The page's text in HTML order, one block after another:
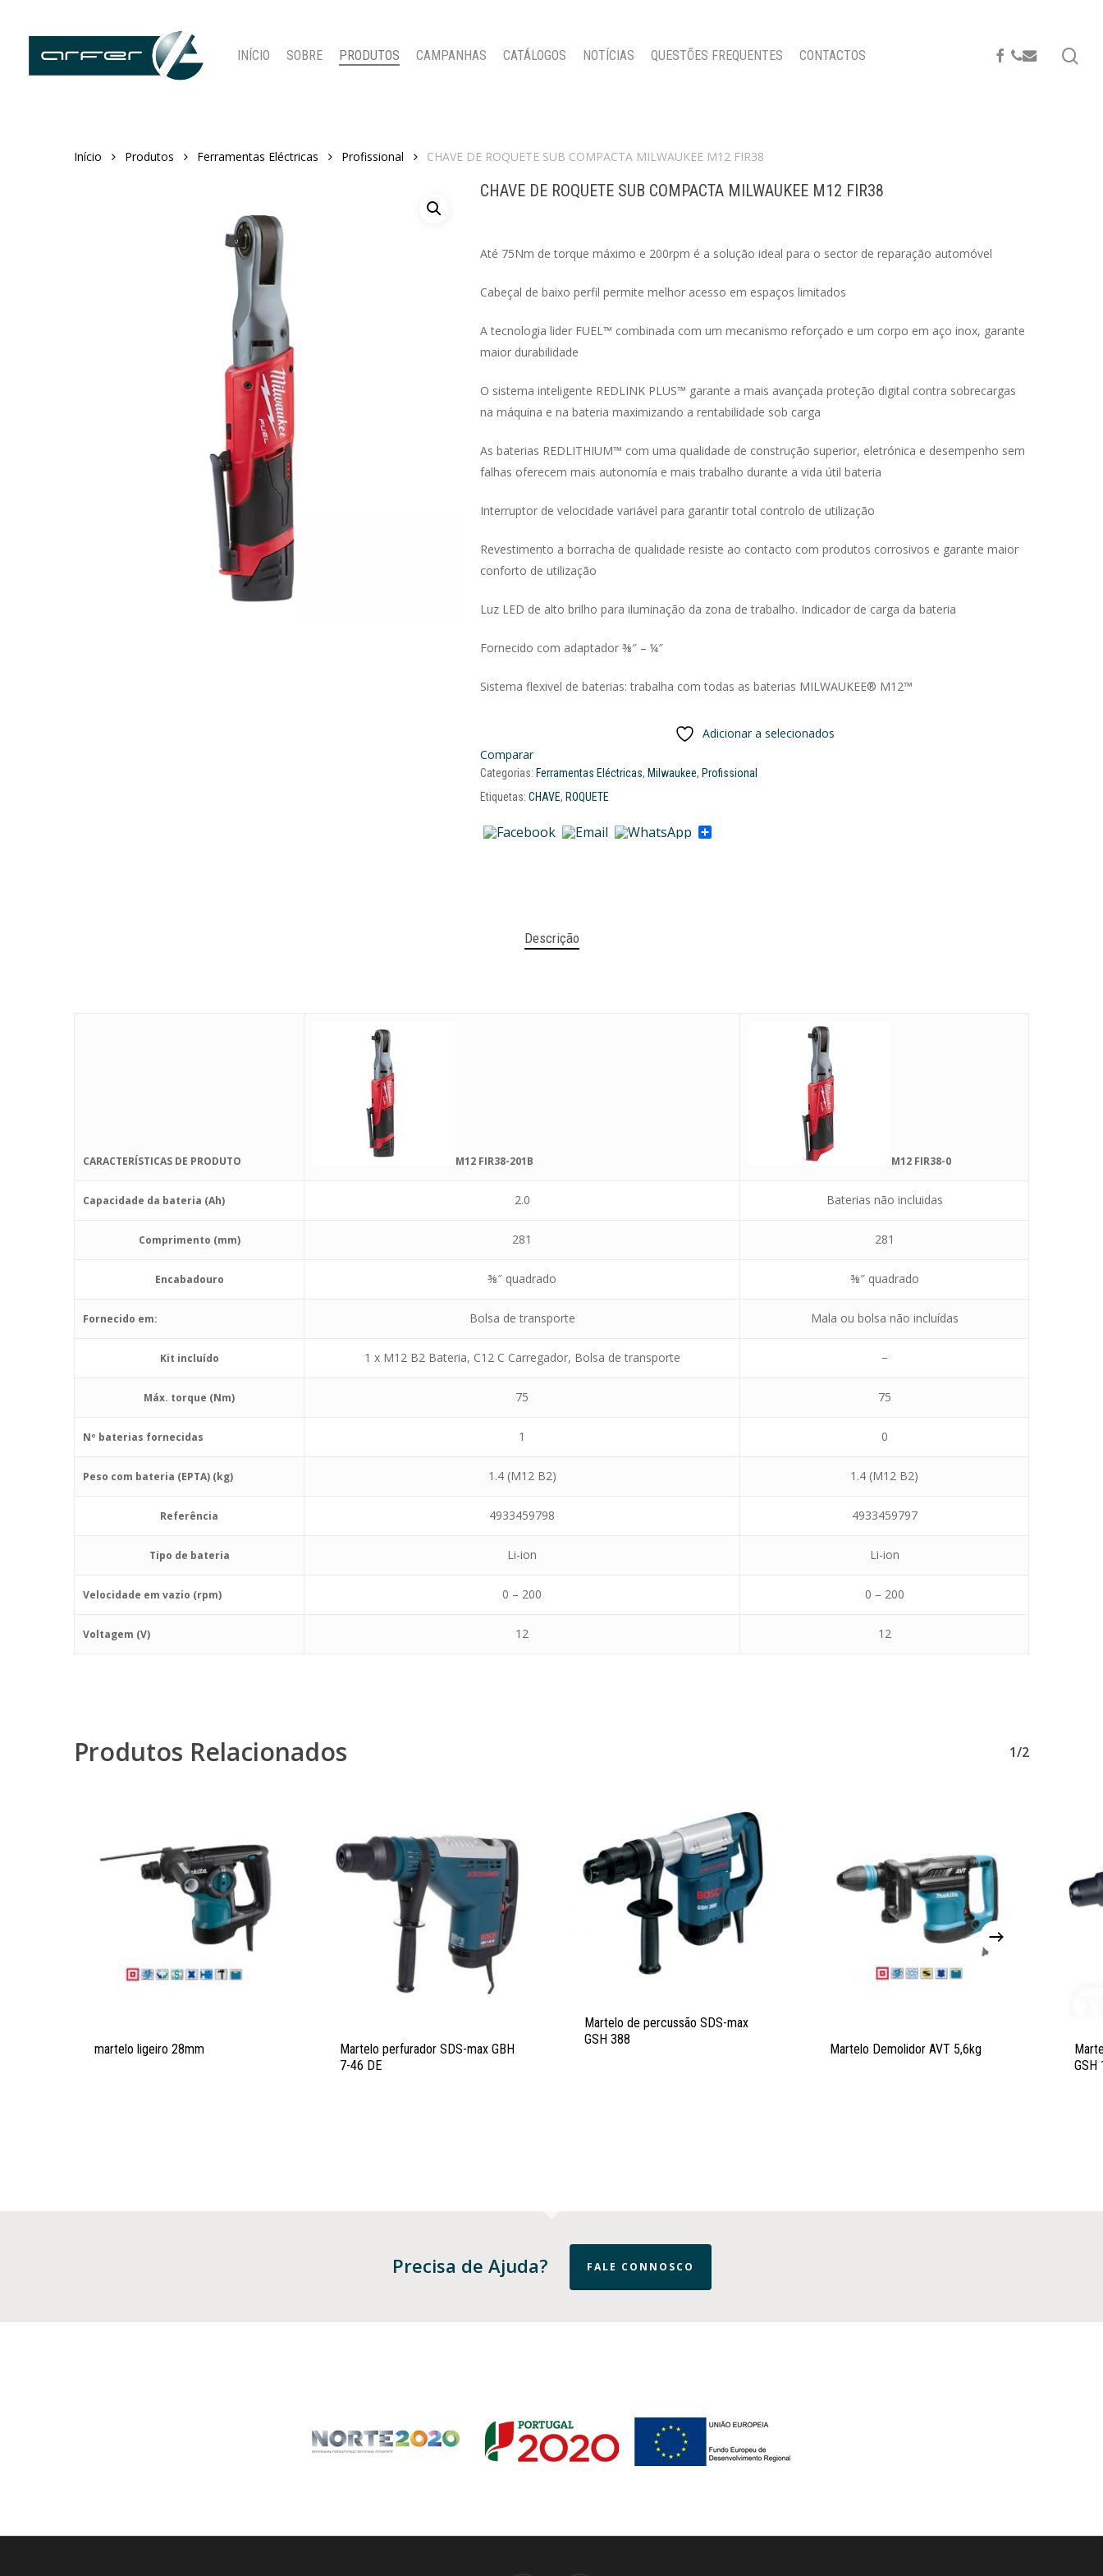
content
Pressione ENTER para pesquisar ou ESC para fechar
INÍCIO SOBRE PRODUTOS CAMPANHAS CATÁLOGOS NOTÍCIAS QUESTÕES FREQUENTES CONTACTOS FACEBOOK
PHONE
EMAIL
Início Produtos Ferramentas Eléctricas Profissional CHAVE DE ROQUETE SUB COMPACTA MILWAUKEE M12 FIR38
CHAVE DE ROQUETE SUB COMPACTA MILWAUKEE M12 FIR38
Até 75Nm de torque máximo e 200rpm é a solução ideal para o sector de reparação automóvel
Cabeçal de baixo perfil permite melhor acesso em espaços limitados
A tecnologia lider FUEL™ combinada com um mecanismo reforçado e um corpo em aço inox, garante
maior durabilidade
O sistema inteligente REDLINK PLUS™ garante a mais avançada proteção digital contra sobrecargas
na máquina e na bateria maximizando a rentabilidade sob carga
As baterias REDLITHIUM™ com uma qualidade de construção superior, eletrónica e desempenho sem
falhas oferecem mais autonomía e mais trabalho durante a vida útil bateria
Interruptor de velocidade variável para garantir total controlo de utilização
Revestimento a borracha de qualidade resiste ao contacto com produtos corrosivos e garante maior
conforto de utilização
Luz LED de alto brilho para iluminação da zona de trabalho. Indicador de carga da bateria
Fornecido com adaptador ⅜″ – ¼″
Sistema flexivel de baterias: trabalha com todas as baterias MILWAUKEE® M12™
Adicionar a selecionados
Comparar
Categorias: Ferramentas Eléctricas, Milwaukee, Profissional
Etiquetas: CHAVE, ROQUETE
Share
Descrição
CARACTERÍSTICAS DE PRODUTO M12 FIR38-201B M12 FIR38-0
Capacidade da bateria (Ah) 2.0 Baterias não incluidas
Comprimento (mm) 281 281
Encabadouro ⅜″ quadrado ⅜″ quadrado
Fornecido em: Bolsa de transporte Mala ou bolsa não incluídas
Kit incluído 1 x M12 B2 Bateria, C12 C Carregador, Bolsa de transporte −
Máx. torque (Nm) 75 75
Nº baterias fornecidas 1 0
Peso com bateria (EPTA) (kg) 1.4 (M12 B2) 1.4 (M12 B2)
Referência 4933459798 4933459797
Tipo de bateria Li-ion Li-ion
Velocidade em vazio (rpm) 0 – 200 0 – 200
Voltagem (V) 12 12
Produtos Relacionados 1/2
martelo ligeiro 28mm
Martelo perfurador SDS-max GBH
7-46 DE
Martelo de percussão SDS-max
GSH 388
Martelo Demolidor AVT 5,6kg
GSH
Precisa de Ajuda? FALE CONNOSCO